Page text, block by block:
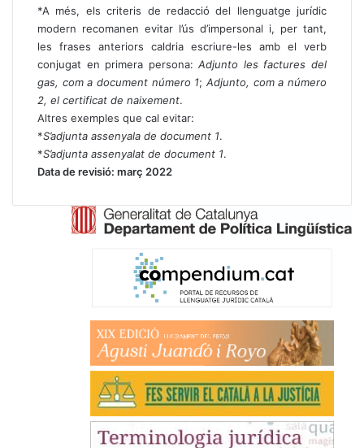
*A més, els criteris de redacció del llenguatge jurídic
modern recomanen evitar l’ús d’impersonal i, per tant,
les frases anteriors caldria escriure-les amb el verb
conjugat en primera persona:Adjunto les factures del
gas, com a document número 1;Adjunto, com a número
2, el certificat de naixement.
Altres exemples que cal evitar:
*S’adjunta assenyala de document 1.
*S’adjunta assenyalat de document 1.
Data de revisió: març 2022